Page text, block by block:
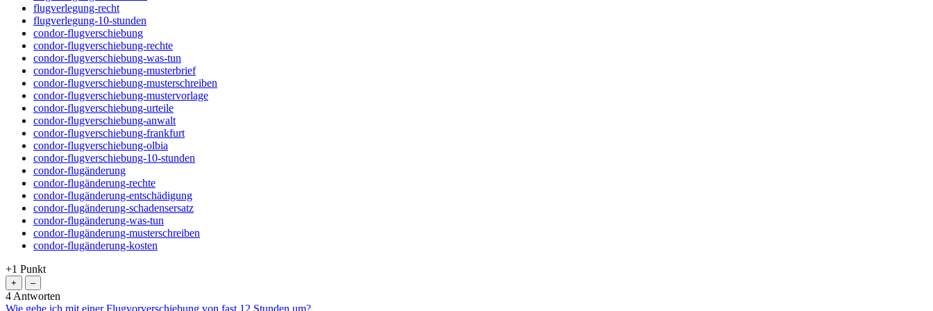
flugverlegung-recht
flugverlegung-10-stunden
condor-flugverschiebung
condor-flugverschiebung-rechte
condor-flugverschiebung-was-tun
condor-flugverschiebung-musterbrief
condor-flugverschiebung-musterschreiben
condor-flugverschiebung-mustervorlage
condor-flugverschiebung-urteile
condor-flugverschiebung-anwalt
condor-flugverschiebung-frankfurt
condor-flugverschiebung-olbia
condor-flugverschiebung-10-stunden
condor-flugänderung
condor-flugänderung-rechte
condor-flugänderung-entschädigung
condor-flugänderung-schadensersatz
condor-flugänderung-was-tun
condor-flugänderung-musterschreiben
condor-flugänderung-kosten
+1 Punkt
4 Antworten
Wie gehe ich mit einer Flugvorverschiebung von fast 12 Stunden um?